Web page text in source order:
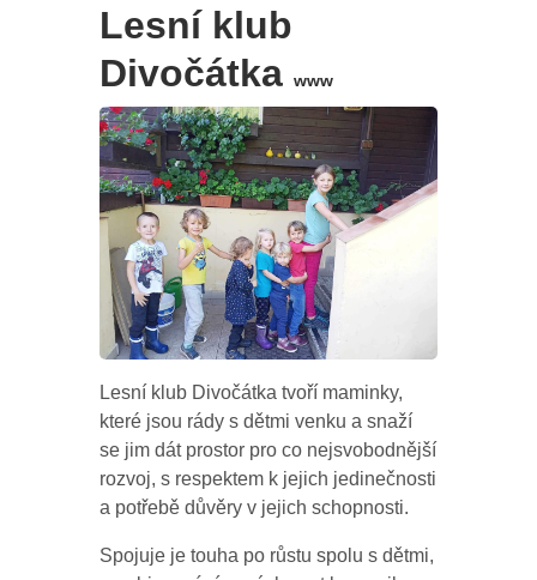
Lesní klub
Divočátkawww
Lesní klub Divočátka tvoří maminky,
které jsou rády s dětmi venku a snaží
se jim dát prostor pro co nejsvobodnější
rozvoj, s respektem k jejich jedinečnosti
a potřebě důvěry v jejich schopnosti.
Spojuje je touha po růstu spolu s dětmi,